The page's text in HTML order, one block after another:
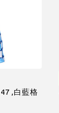
,白藍格